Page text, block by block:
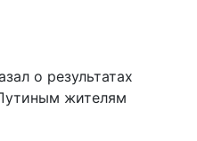
о результатах
жителям